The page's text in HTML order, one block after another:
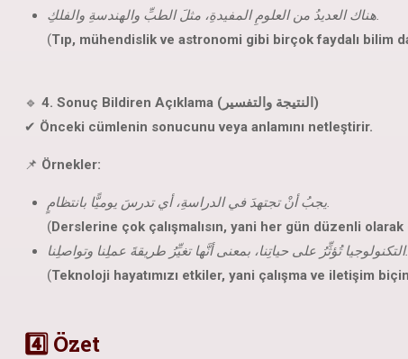
هناك العديدُ من العلومِ المفيدةِ، مثلَ الطبِّ والهندسةِ والفلكِ.
(Tıp, mühendislik ve astronomi gibi birçok faydalı bilim
🔹
4. Sonuç Bildiren Açıklama (النتيجة والتفسير)
✔ Önceki cümlenin sonucunu veya anlamını netleştirir.
📌 Örnekler:
يجبُ أنْ تجتهدَ في الدراسةِ، أي تدرسَ يوميًّا بانتظامٍ.
(Derslerine çok çalışmalısın, yani her gün düzenli olarak
التكنولوجيا تُؤثِّرُ على حياتِنا، بمعنى أنَّها تغيِّرُ طريقةَ عملِنا وتواصلِنا.
(Teknoloji hayatımızı etkiler, yani çalışma ve iletişim
4️⃣ Özet